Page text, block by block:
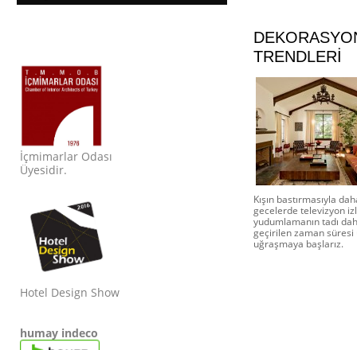
İçmimarlar Odası
Üyesidir.
Hotel Design Show
humay indeco
TRENDLERİ
Kışın bastırmasıyla
gecelerde televizyon
yudumlamanın tadı
geçirilen zaman süresi
uğraşmaya başlarız.